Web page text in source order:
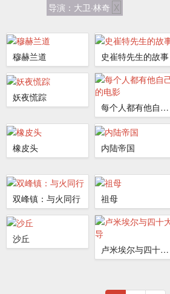
导演：大卫·林奇 X
穆赫兰道 史崔特先生的故事
妖夜慌踪
每个人都有他自己的电影
橡皮头
内陆帝国
双峰镇：与火同行 祖母
沙丘
卢米埃尔与四十大导